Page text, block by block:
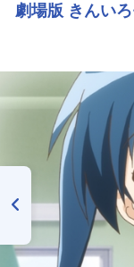
劇場版 きんい